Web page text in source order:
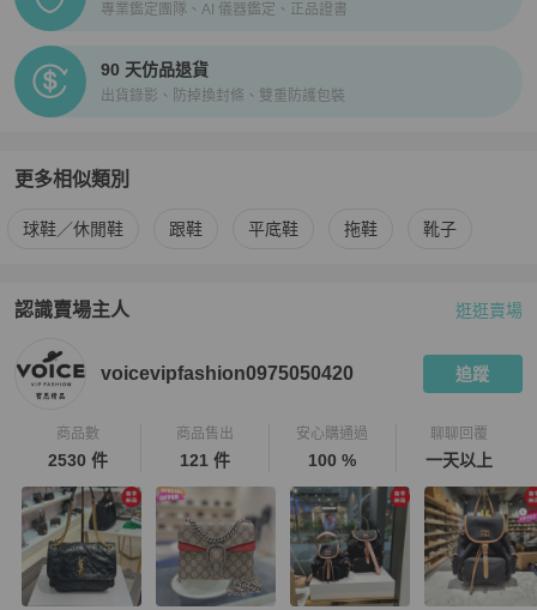
專業鑑定團隊、AI 儀器鑑定、正品證書
90 天仿品退貨
出貨錄影、防掉換封條、雙重防護包裝
更多相似類別
更多Chloé女鞋 相似商品推薦
球鞋／休閒鞋 跟鞋 平底鞋 拖鞋 靴子
認識賣場主人
PopChill 拍拍圈嚴選賣家 voicevipfashion0975050420介紹
逛逛賣場
voicevipfashion0975050420 追蹤
商品數
2530 件
商品售出
121 件
安心購通過
100 %
聊聊回覆
一天以上